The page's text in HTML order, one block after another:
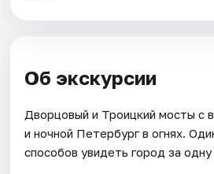
Об экскурсии
Дворцовый и Троицкий мосты с
и ночной Петербург в огнях.
способов увидеть город за одну